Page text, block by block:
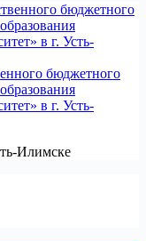
бюджетного
в г. Усть-
Илимске